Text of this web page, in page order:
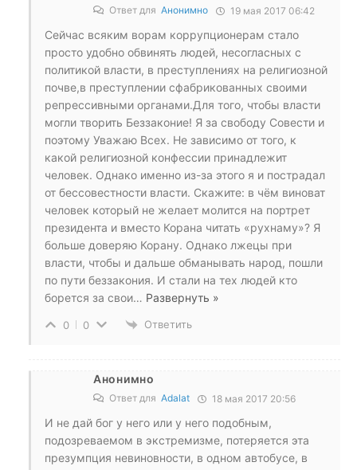
Ответ для Анонимно 19 мая 2017 06:42
Сейчас всяким ворам коррупционерам стало
просто удобно обвинять людей, несогласных с
политикой власти, в преступлениях на религиозной
почве,в преступлении сфабрикованных своими
репрессивными органами.Для того, чтобы власти
могли творить Беззаконие! Я за свободу Совести и
поэтому Уважаю Всех. Не зависимо от того, к
какой религиозной конфессии принадлежит
человек. Однако именно из-за этого я и пострадал
от бессовестности власти. Скажите: в чём виноват
человек который не желает молится на портрет
президента и вместо Корана читать «рухнаму»? Я
больше доверяю Корану. Однако лжецы при
власти, чтобы и дальше обманывать народ, пошли
по пути беззакония. И стали на тех людей кто
борется за свои… Развернуть »
0 0 Ответить
Анонимно
Ответ для Adalat 18 мая 2017 20:56
И не дай бог у него или у него подобным,
подозреваемом в экстремизме, потеряется эта
презумпция невиновности, в одном автобусе, в